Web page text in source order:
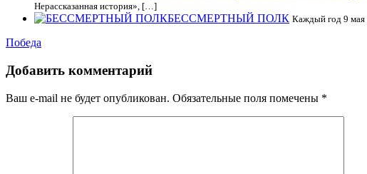
Нерассказанная история», […]
БЕССМЕРТНЫЙ ПОЛК Каждый год 9 мая
Победа
Добавить комментарий
Ваш e-mail не будет опубликован. Обязательные поля помечены *